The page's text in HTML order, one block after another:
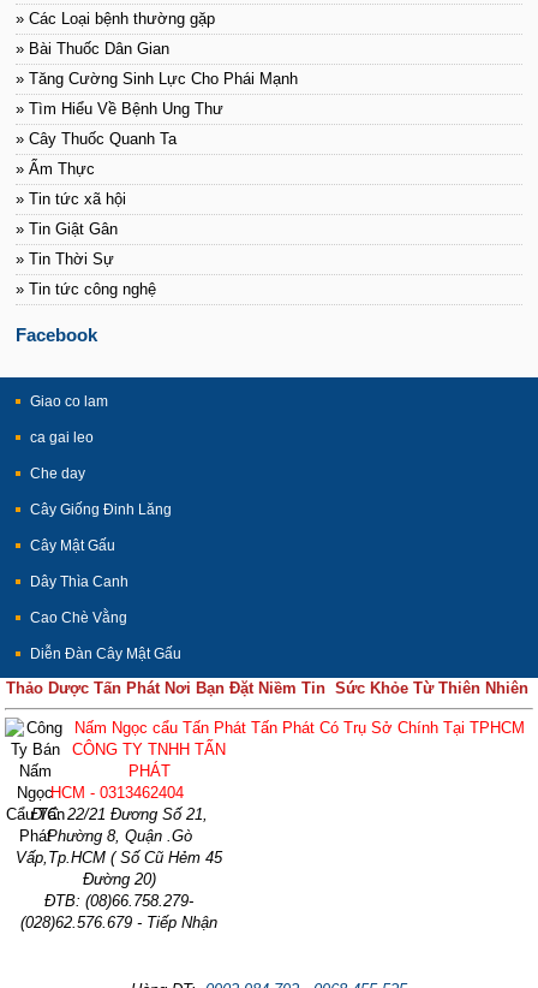
» Các Loại bệnh thường gặp
» Bài Thuốc Dân Gian
» Tăng Cường Sinh Lực Cho Phái Mạnh
» Tìm Hiểu Về Bệnh Ung Thư
» Cây Thuốc Quanh Ta
» Ẩm Thực
» Tin tức xã hội
» Tin Giật Gân
» Tin Thời Sự
» Tin tức công nghệ
Facebook
Giao co lam
ca gai leo
Che day
Cây Giống Đinh Lăng
Cây Mật Gấu
Dây Thìa Canh
Cao Chè Vằng
Diễn Đàn Cây Mật Gấu
Thảo Dược Tấn Phát Nơi Bạn Đặt Niềm Tin Sức Khỏe Từ Thiên Nhiên
Nấm Ngọc cẩu Tấn Phát Tấn Phát Có Trụ Sở Chính Tại TPHCM
CÔNG TY TNHH TẤN
PHÁT
HCM - 0313462404
Đ/C: 22/21 Đương Số 21,
Phường 8, Quận .Gò
Vấp,Tp.HCM ( Số Cũ Hẻm 45
Đường 20)
ĐTB: (08)66.758.279-
(028)62.576.679 - Tiếp Nhận